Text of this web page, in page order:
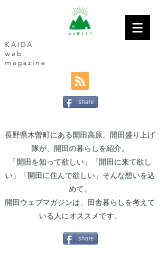
KAIDA
web
magazine
share
長野県木曽町にある開田高原。開田盛り上げ
隊が、開田の暮らしを紹介。
「開田を知って欲しい」「開田に来て欲し
い」「開田に住んで欲しい」そんな想いを込
めて。
開田ウェブマガジンは、田舎暮らしを考えて
いる人にオススメです。
share